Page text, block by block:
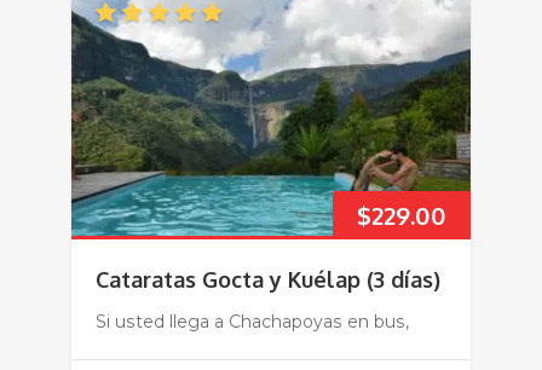
$229.00
Cataratas Gocta y Kuélap (3 días)
Si usted llega a Chachapoyas en bus,